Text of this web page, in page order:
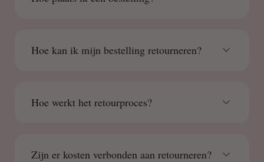
Hoe kan ik mijn bestelling retourneren?
Hoe werkt het retourproces?
Zijn er kosten verbonden aan retourneren?